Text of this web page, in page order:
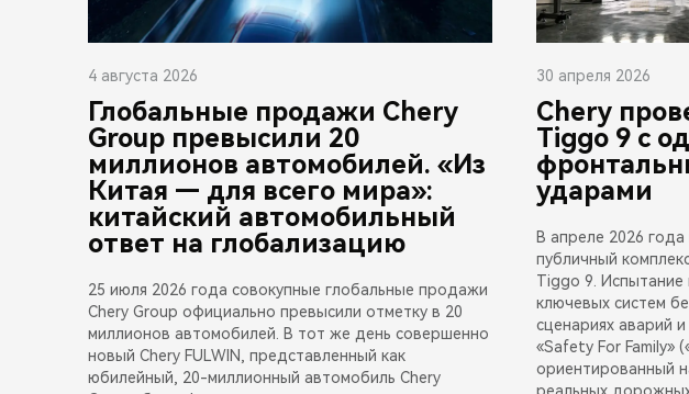
4 августа 2026
Глобальные продажи Chery
Group превысили 20
миллионов автомобилей. «Из
Китая — для всего мира»:
китайский автомобильный
ответ на глобализацию
25 июля 2026 года совокупные глобальные продажи
Chery Group официально превысили отметку в 20
миллионов автомобилей. В тот же день совершенно
новый Chery FULWIN, представленный как
юбилейный, 20-миллионный автомобиль Chery
30 апреля 2026
Chery
Tiggo 9 с
ударами
В апреле 2026
публичный
Tiggo 9.
ключевых систем
сценариях аварий
«Safety For Family»
ориентированный
реальных дорожных